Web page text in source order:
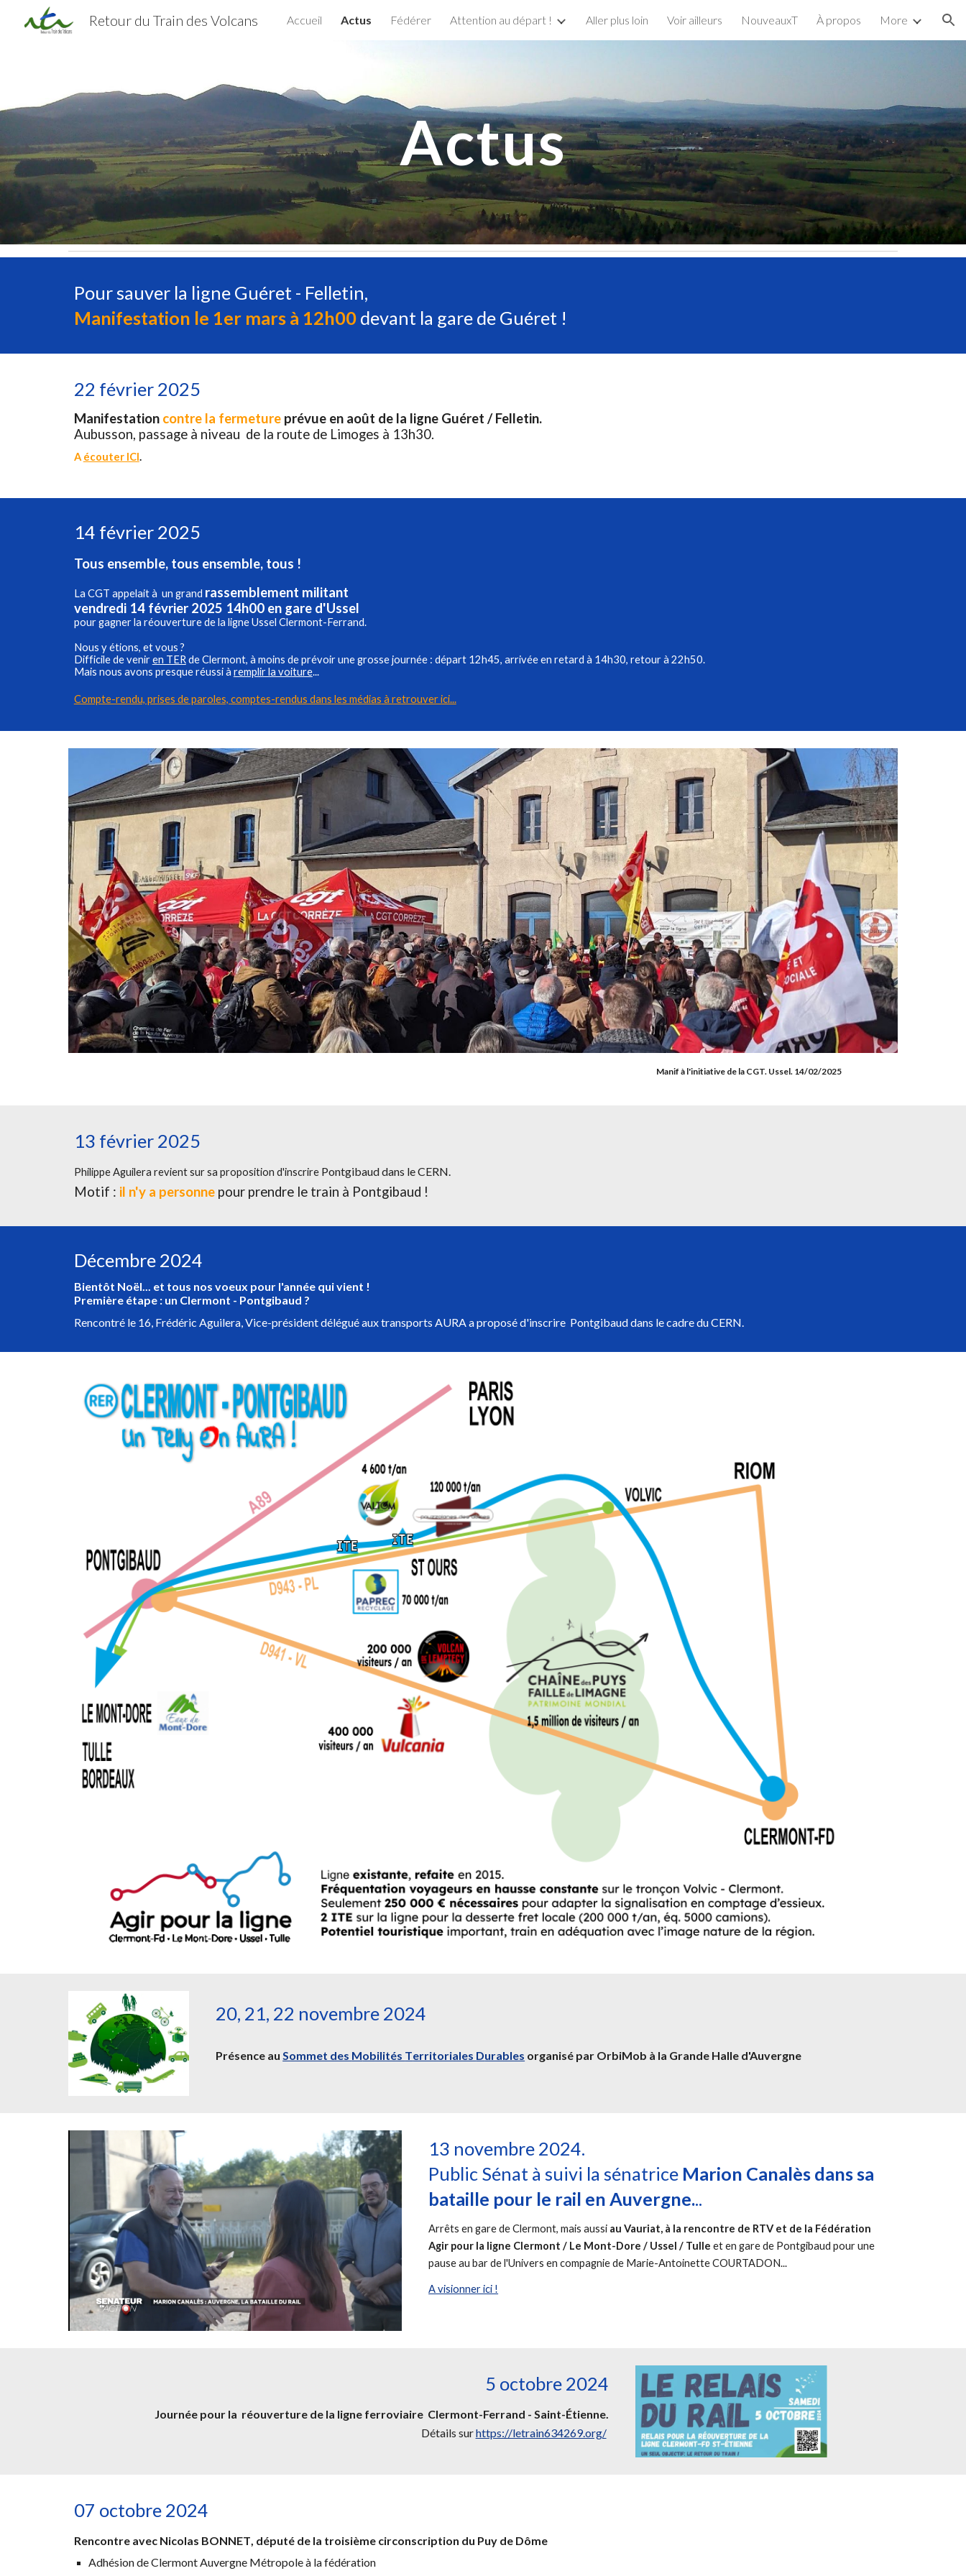
Skip to main content Skip to navigation
Retour du Train des Volcans Accueil Actus Fédérer Attention au départ ! Aller plus loin Voir ailleurs NouveauxT À propos More
Actus
Pour sauver la ligne Guéret - Felletin,
Manifestation le 1er mars à 12h00devant la gare de Guéret !
22 février 2025
Manifestation contre la fermetureprévue en août de la ligne Guéret / Felletin.
Aubusson, passage à niveau de la route de Limoges à 13h30.
A écouter ICI.
14 février 2025
Tous ensemble, tous ensemble, tous !
La CGT appelaità un grand rassemblement militant
vendredi 14 février 2025 14h00 en gare d'Ussel
pour gagner la réouverture de la ligne Ussel Clermont-Ferrand.
Nous yétions, et vous ?
Difficile de veniren TERde Clermont, à moins de prévoir une grosse journée : départ 12h45, arrivéeen retard à 14h30, retour à 22h50.
Mais nous avons presque réussi à remplir la voiture...
Compte-rendu, prises de paroles, comptes-rendus dans les médias à retrouver ici...
Manif à l'initiative de la CGT. Ussel. 14/02/2025
13 février 2025
Philippe Aguilera revient sur sa proposition d'inscrire Pontgibaud dans le CERN.
Motif : il n'y a personnepour prendre le train à Pontgibaud !
Décembre 2024
Bientôt Noël... et tous nos voeux pour l'année qui vient !
Première étape : un Clermont - Pontgibaud ?
Rencontré le 16, Frédéric Aguilera, Vice-président délégué aux transports AURA a proposé d'inscrire Pontgibaud dans le cadre du CERN.
20, 21, 22 novembre 2024
Présence auSommet des Mobilités Territoriales Durables organisé par OrbiMob à la Grande Halle d'Auvergne
13 novembre 2024.
Public Sénat à suivi la sénatrice Marion Canalès dans sa
bataille pour le rail en Auvergne...
Arrêts en gare de Clermont, mais aussi au Vauriat, à la rencontre de RTV et de la Fédération
Agir pour la ligne Clermont / Le Mont-Dore / Ussel / Tulle et en gare de Pontgibaud pour une
pauseau bar de l'Universen compagnie de Marie-Antoinette COURTADON...
A visionner ici !
5 octobre 2024
Journée pour la réouverture de la ligne ferroviaire Clermont-Ferrand - Saint-Étienne.
Détails surhttps://letrain634269.org/
07 octobre 2024
Rencontre avec Nicolas BONNET, député de la troisième circonscription du Puy de Dôme
Adhésion de Clermont Auvergne Métropole à la fédération